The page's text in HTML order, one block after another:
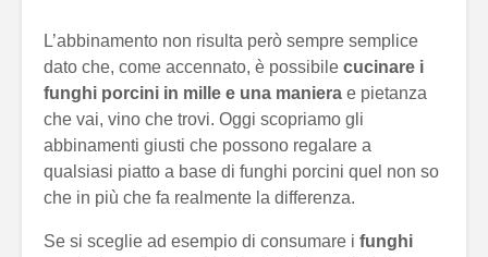
L’abbinamento non risulta però sempre semplice
dato che, come accennato, è possibile cucinare i
funghi porcini in mille e una maniera e pietanza
che vai, vino che trovi. Oggi scopriamo gli
abbinamenti giusti che possono regalare a
qualsiasi piatto a base di funghi porcini quel non so
che in più che fa realmente la differenza.
Se si sceglie ad esempio di consumare i funghi